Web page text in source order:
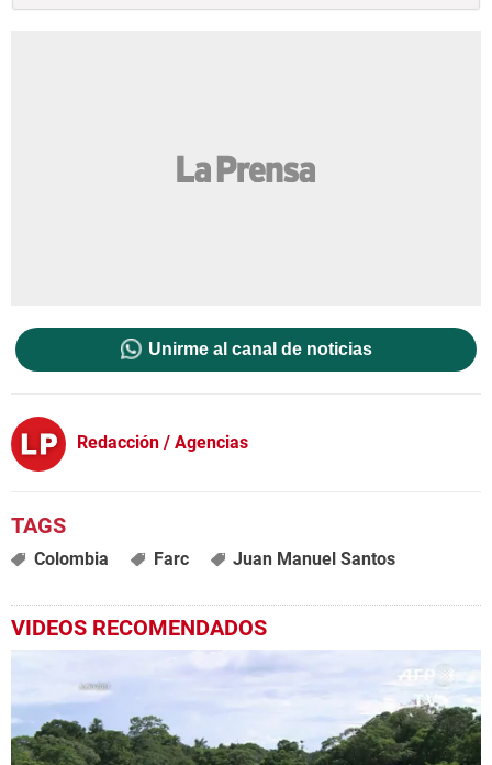
Unirme al canal de noticias
Redacción / Agencias
Colombia Farc Juan Manuel Santos
VIDEOS RECOMENDADOS